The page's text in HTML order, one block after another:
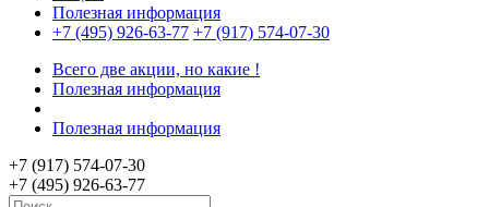
Полезная информация
+7 (495) 926-63-77 +7 (917) 574-07-30
Всего две акции, но какие !
Полезная информация
Полезная информация
+7 (917) 574-07-30
+7 (495) 926-63-77